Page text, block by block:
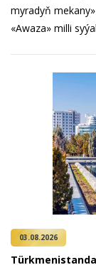
myradyň
«Awaza» milli
03.08.2026